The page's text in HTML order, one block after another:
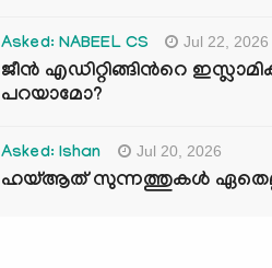
Asked: NABEEL CS Jul 22, 2026
ജീൻ എഡിറ്റിങ്ങിന്‍റെ
പറയാമോ?
Asked: Ishan Jul 20, 2026
ഹയ്ആത് സുന്നത്തുകൾ